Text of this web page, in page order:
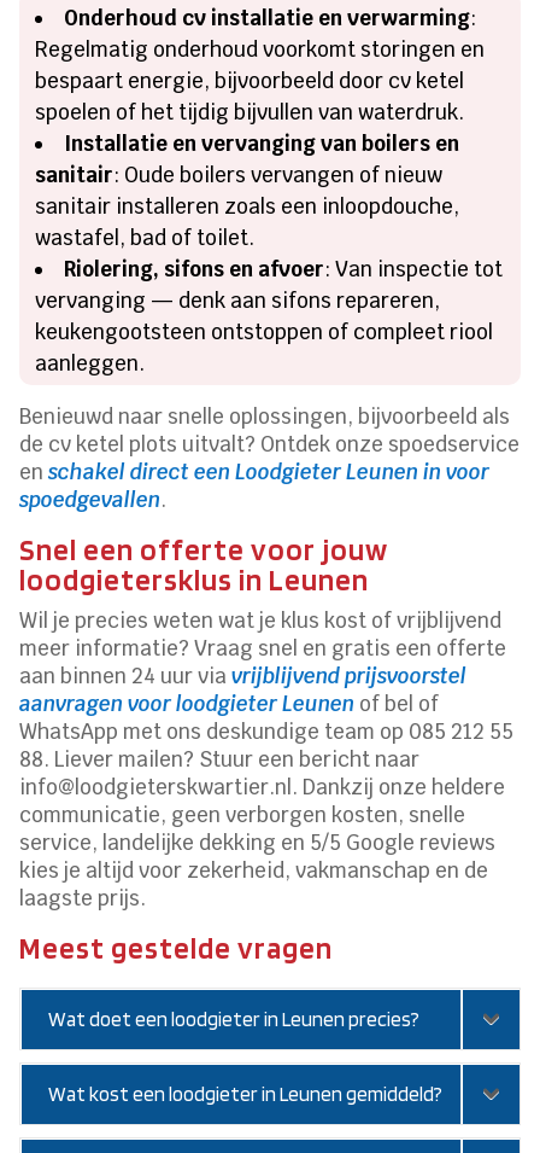
Onderhoud cv installatie en verwarming:
Regelmatig onderhoud voorkomt storingen en
bespaart energie, bijvoorbeeld door cv ketel
spoelen of het tijdig bijvullen van waterdruk.
Installatie en vervanging van boilers en
sanitair: Oude boilers vervangen of nieuw
sanitair installeren zoals een inloopdouche,
wastafel, bad of toilet.
Riolering, sifons en afvoer: Van inspectie tot
vervanging — denk aan sifons repareren,
keukengootsteen ontstoppen of compleet riool
aanleggen.
Benieuwd naar snelle oplossingen, bijvoorbeeld als
de cv ketel plots uitvalt? Ontdek onze spoedservice
enschakel direct een Loodgieter Leunen in voor
spoedgevallen.
Snel een offerte voor jouw
loodgietersklus in Leunen
Wil je precies weten wat je klus kost of vrijblijvend
meer informatie? Vraag snel en gratis een offerte
aan binnen 24 uur viavrijblijvend prijsvoorstel
aanvragen voor loodgieter Leunen of bel of
WhatsApp met ons deskundige team op 085 212 55
88. Liever mailen? Stuur een bericht naar
info@loodgieterskwartier.nl. Dankzij onze heldere
communicatie, geen verborgen kosten, snelle
service, landelijke dekking en 5/5 Google reviews
kies je altijd voor zekerheid, vakmanschap en de
laagste prijs.
Meest gestelde vragen
Wat doet een loodgieter in Leunen precies?
Wat kost een loodgieter in Leunen gemiddeld?